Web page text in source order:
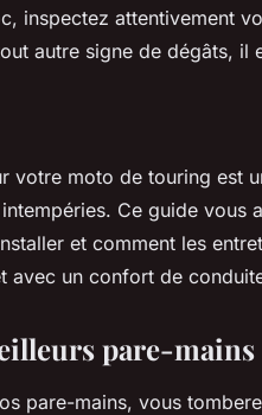
inspectez attentivement
autre signe de dégâts, il
votre moto de touring est
Ce guide
et comment les
avec un confort de
pare-
pare-mains, vous